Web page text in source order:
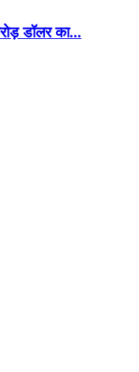
डॉलर का...